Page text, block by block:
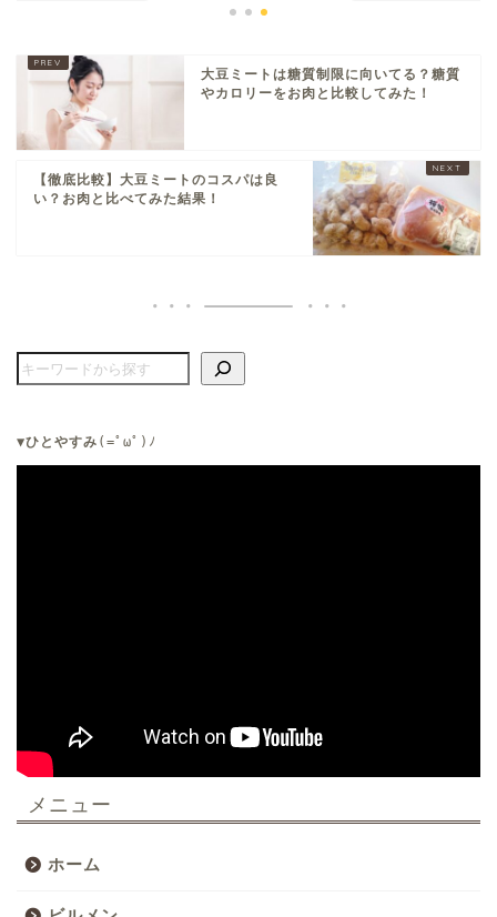
大豆ミートは糖質制限に向いてる？糖質
やカロリーをお肉と比較してみた！
【徹底比較】大豆ミートのコスパは良
い？お肉と比べてみた結果！
▼ひとやすみ (=ﾟωﾟ)ﾉ
メニュー
ホーム